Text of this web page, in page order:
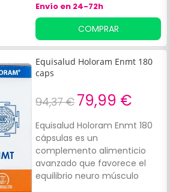
a descontracturar los
músculos, mejorar la
resistencia al dolor articular
crónico. Favorece el aporte
de agua y nutrientes dentro
del cartílago y las
alteraciones articulares que
pudieran estar presentes.
Contribuye a la mejoría del
rendimiento físico y favorece
la mejora del tono muscular
y cutáneo.
Envío en 24-72h
COMPRAR
Equisalud Holoram Enmt 180
caps
94,37 € 79,99 €
Equisalud Holoram Enmt 180
cápsulas es un
complemento alimenticio
avanzado que favorece el
equilibrio neuro músculo